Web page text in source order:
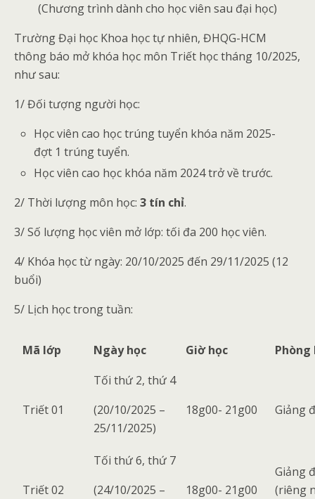
(Chương trình dành cho học viên sau đại học)
Trường Đại học Khoa học tự nhiên, ĐHQG-HCM
thông báo mở khóa học môn Triết học tháng 10/2025,
như sau:
1/ Đối tượng người học:
Học viên cao học trúng tuyển khóa năm 2025-
đợt 1 trúng tuyển.
Học viên cao học khóa năm 2024 trở về trước.
2/ Thời lượng môn học: 3 tín chỉ.
3/ Số lượng học viên mở lớp: tối đa 200 học viên.
4/ Khóa học từ ngày: 20/10/2025 đến 29/11/2025 (12
buổi)
5/ Lịch học trong tuần:
Mã lớp Ngày học Giờ học Phòng
Triết 01
Tối thứ 2, thứ 4
(20/10/2025 –
25/11/2025)
18g00- 21g00 Giảng
Triết 02
Tối thứ 6, thứ 7
(24/10/2025 –
18g00- 21g00
Giảng
(riêng